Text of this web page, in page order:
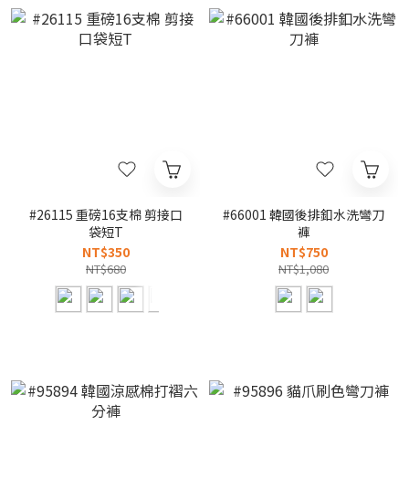
#26115 重磅16支棉 剪接口
袋短T
NT$350
NT$680
#66001 韓國後排釦水洗彎刀
褲
NT$750
NT$1,080